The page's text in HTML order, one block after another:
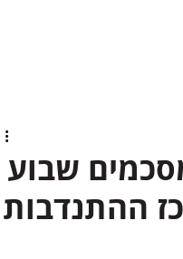
מסכמים שבוע
ההתנדבות